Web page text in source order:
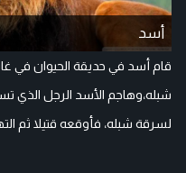
أسد
قام أسد في حديقة الحيوان في
شبله،وهاجم الأسد الرجل الذي
لسرقة شبله، فأوقعه قتيلا ثم